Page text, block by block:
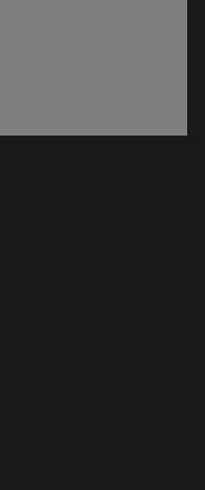
ventana)
ventana)